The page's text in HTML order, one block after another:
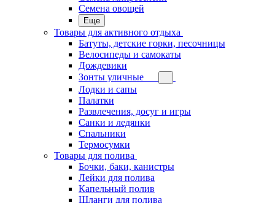
Семена овощей
Еще
Товары для активного отдыха
Батуты, детские горки, песочницы
Велосипеды и самокаты
Дождевики
Зонты уличные
Лодки и сапы
Палатки
Развлечения, досуг и игры
Санки и ледянки
Спальники
Термосумки
Товары для полива
Бочки, баки, канистры
Лейки для полива
Капельный полив
Шланги для полива